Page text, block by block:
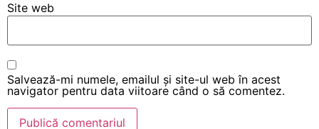
Site web
Salvează-mi numele, emailul și site-ul web în acest
navigator pentru data viitoare când o să comentez.